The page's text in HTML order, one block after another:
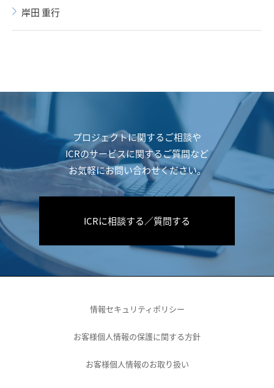
岸田 重行
プロジェクトに関するご相談や
ICRのサービスに関するご質問など
お気軽にお問い合わせください。
ICRに相談する／質問する
情報セキュリティポリシー
お客様個人情報の保護に関する方針
お客様個人情報のお取り扱い